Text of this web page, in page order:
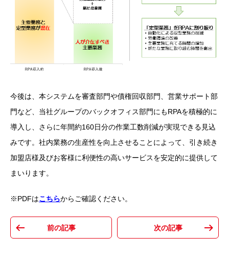
今後は、本システムを審査部門や債権回収部門、営業サポート部
門など、当社グループのバックオフィス部門にもRPAを積極的に
導入し、さらに年間約160日分の作業工数削減が実現できる見込
みです。社内業務の生産性を向上させることによって、引き続き
加盟店様及びお客様に利便性の高いサービスを安定的に提供して
まいります。
※PDFはこちらからご確認ください。